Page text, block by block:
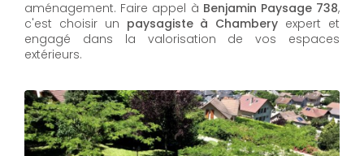
aménagement. Faire appel à Benjamin Paysage 738,
c'est choisir un paysagiste à Chambery expert et
engagé dans la valorisation de vos espaces
extérieurs.